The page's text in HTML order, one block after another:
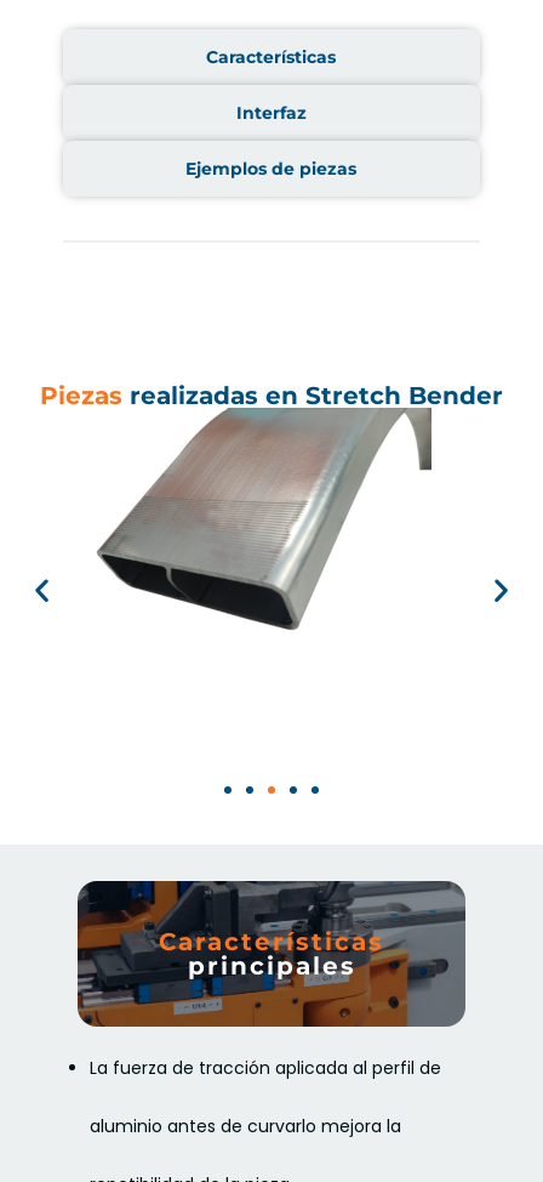
Características
Interfaz
Ejemplos de piezas
Piezas realizadas en Stretch Bender
Características
principales
La fuerza de tracción aplicada al perfil de
aluminio antes de curvarlo mejora la